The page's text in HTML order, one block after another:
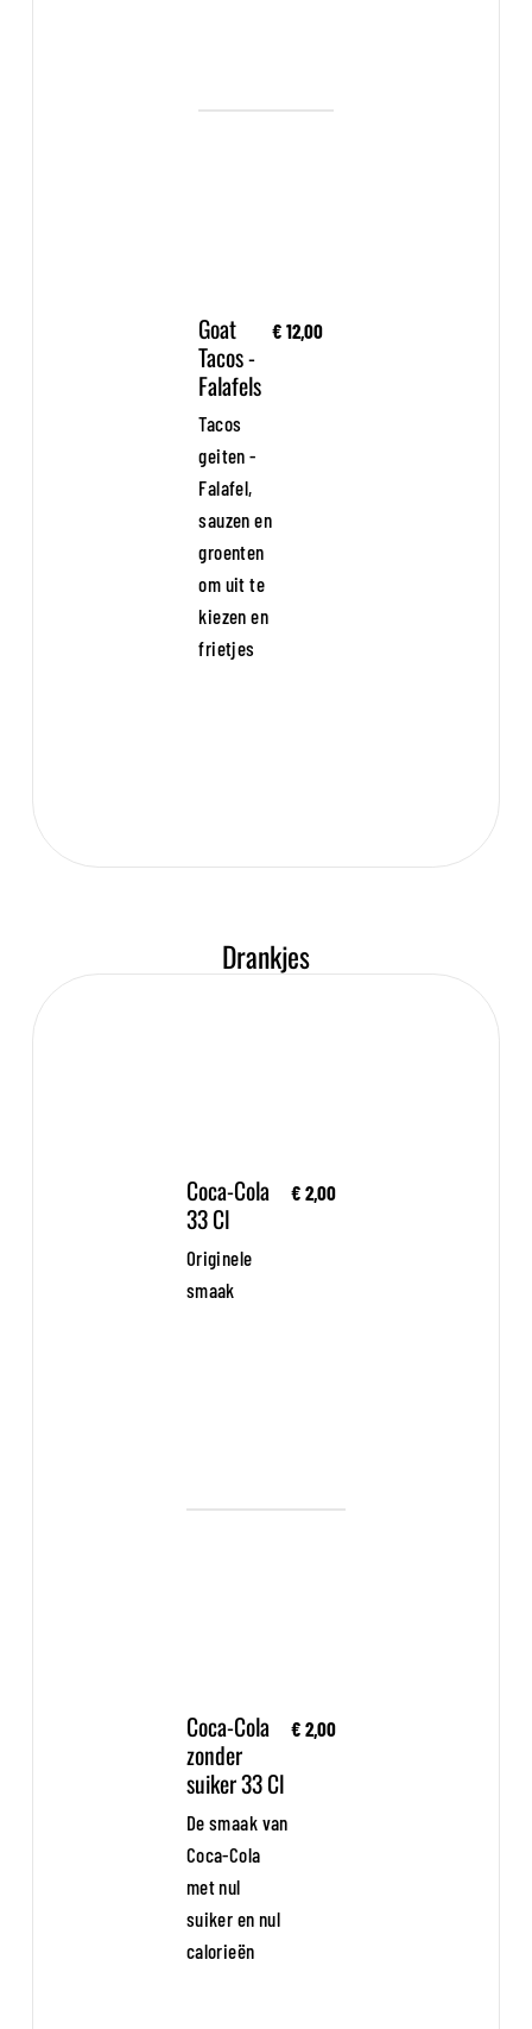
Goat
Tacos -
Falafels
Tacos
geiten -
Falafel,
sauzen en
groenten
om uit te
kiezen en
frietjes
€ 12,00
Drankjes
Coca-Cola
33 Cl
Originele
smaak
€ 2,00
Coca-Cola
zonder
suiker 33 Cl
De smaak van
Coca-Cola
met nul
suiker en nul
calorieën
€ 2,00